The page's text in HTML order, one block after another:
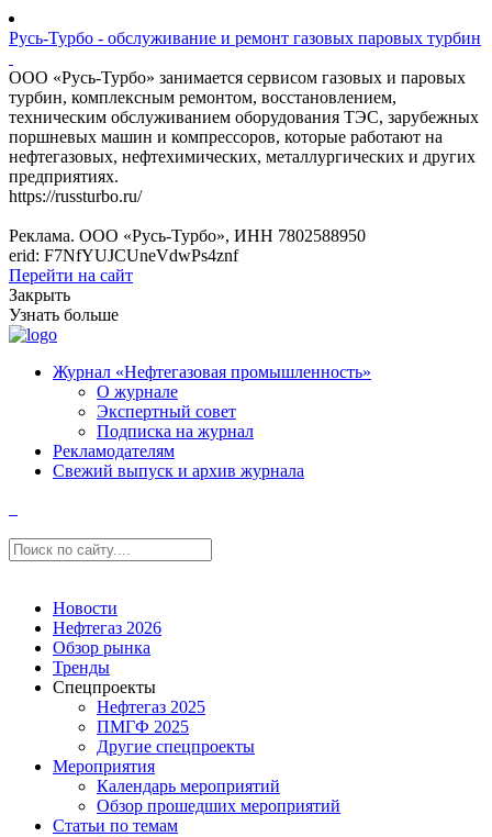
Русь-Турбо - обслуживание и ремонт газовых паровых турбин
ООО «Русь-Турбо» занимается сервисом газовых и паровых
турбин, комплексным ремонтом, восстановлением,
техническим обслуживанием оборудования ТЭС, зарубежных
поршневых машин и компрессоров, которые работают на
нефтегазовых, нефтехимических, металлургических и других
предприятиях.
https://russturbo.ru/
Реклама. ООО «Русь-Турбо», ИНН 7802588950
erid: F7NfYUJCUneVdwPs4znf
Перейти на сайт
Закрыть
Узнать больше
Журнал «Нефтегазовая промышленность»
О журнале
Экспертный совет
Подписка на журнал
Рекламодателям
Свежий выпуск и архив журнала
Новости
Нефтегаз 2026
Обзор рынка
Тренды
Спецпроекты
Нефтегаз 2025
ПМГФ 2025
Другие спецпроекты
Мероприятия
Календарь мероприятий
Обзор прошедших мероприятий
Статьи по темам